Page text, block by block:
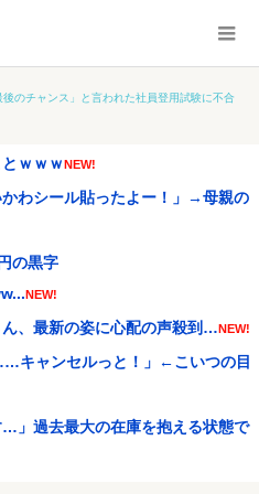
のチャンス」と言われた社員登用試験に不合
ｗｗｗNEW!
かわシール貼ったよー！」→母親の
の黒字
NEW!
ん、最新の姿に心配の声殺到…NEW!
キャンセルっと！」←こいつの目
…」過去最大の在庫を抱える状態で